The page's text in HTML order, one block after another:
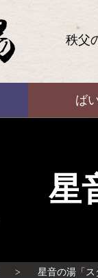
秩父
ば
星
星音の湯「ス